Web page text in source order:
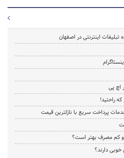
اینترنتی در اصفهان
راحتید!
پرداخت سریع با نازلترین قیمت
و کم مصرف بهتر است؟
دارند؟